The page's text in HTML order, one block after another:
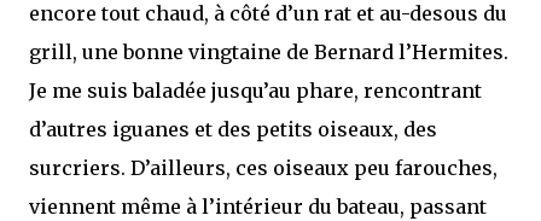
encore tout chaud, à côté d’un rat et au-desous du
grill, une bonne vingtaine de Bernard l’Hermites.
Je me suis baladée jusqu’au phare, rencontrant
d’autres iguanes et des petits oiseaux, des
surcriers. D’ailleurs, ces oiseaux peu farouches,
viennent même à l’intérieur du bateau, passant